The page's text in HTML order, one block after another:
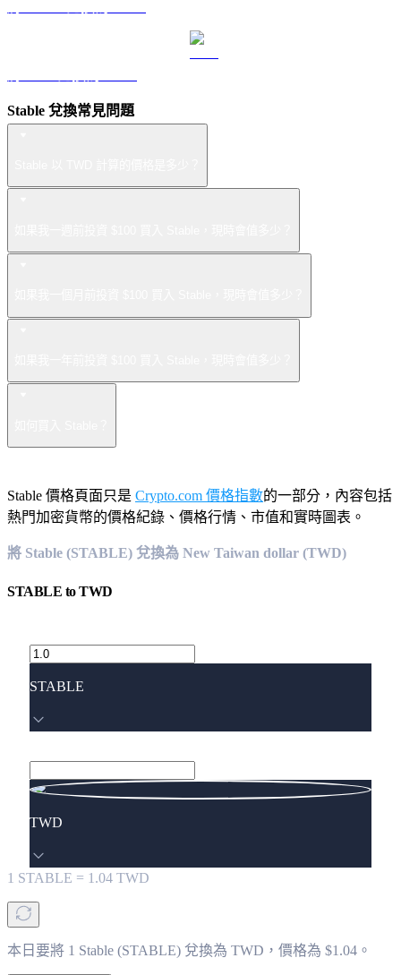
Stable 兌換常見問題
Stable 價格頁面只是 Crypto.com 價格指數的一部分，內容包括
熱門加密貨幣的價格紀錄、價格行情、市值和實時圖表。
將 Stable (STABLE) 兌換為 New Taiwan dollar (TWD)
STABLE toTWD
STABLE
TWD
1 STABLE = 1.04 TWD
本日要將 1 Stable (STABLE) 兌換為 TWD，價格為 $1.04。